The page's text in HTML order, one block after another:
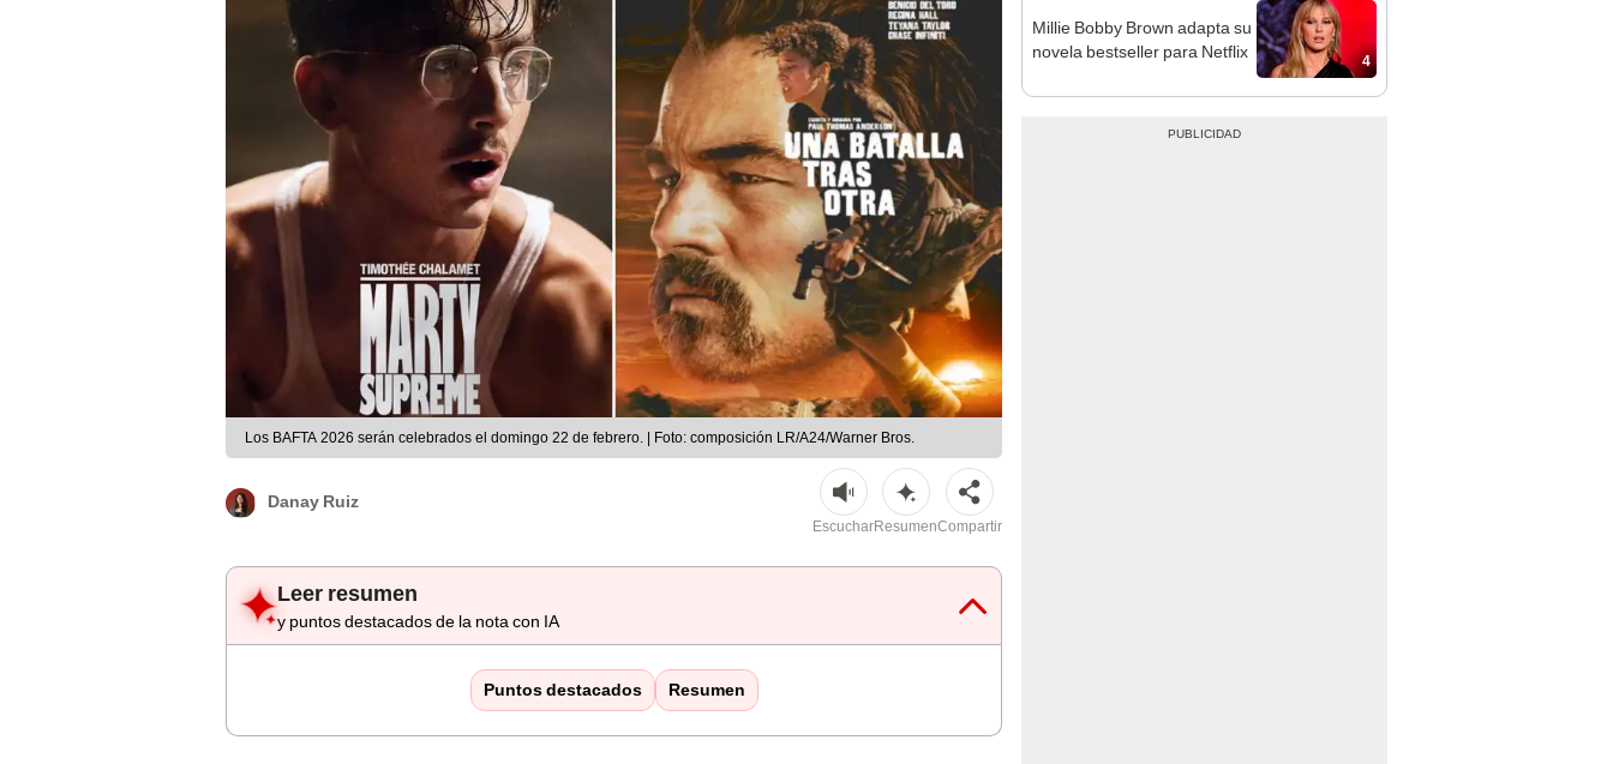
Los BAFTA 2026 serán celebrados el domingo 22 de febrero. | Foto: composición LR/A24/Warner Bros.
Danay Ruiz
EscucharResumenCompartir
Leer resumen
y puntos destacados de la nota con IA
Puntos destacados Resumen
4
Millie Bobby Brown adapta su
novela bestseller para Netflix